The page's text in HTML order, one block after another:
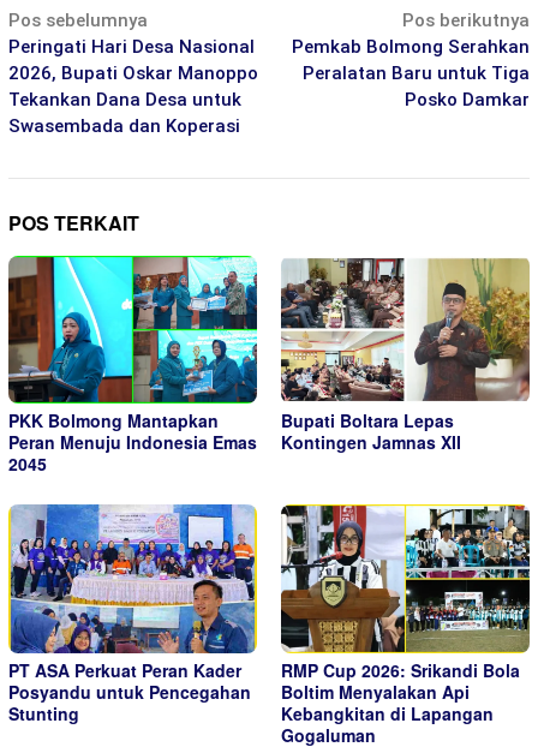
Navigasi
pos
Pos sebelumnya
Peringati Hari Desa Nasional
2026, Bupati Oskar Manoppo
Tekankan Dana Desa untuk
Swasembada dan Koperasi
Pos berikutnya
Pemkab Bolmong Serahkan
Peralatan Baru untuk Tiga
Posko Damkar
POS TERKAIT
PKK Bolmong Mantapkan
Peran Menuju Indonesia Emas
2045
Bupati Boltara Lepas
Kontingen Jamnas XII
PT ASA Perkuat Peran Kader
Posyandu untuk Pencegahan
Stunting
RMP Cup 2026: Srikandi Bola
Boltim Menyalakan Api
Kebangkitan di Lapangan
Gogaluman